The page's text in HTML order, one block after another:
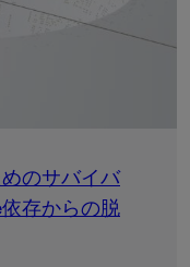
のサバイバ
存からの脱